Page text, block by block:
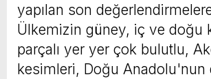
yapılan son
Ülkemizin güney, iç ve doğu
parçalı yer yer çok bulutlu,
kesimleri, Doğu Anadolu'nun